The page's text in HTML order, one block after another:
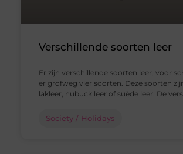
Verschillende soorten leer
Er zijn verschillende soorten leer, voor
er grofweg vier soorten. Deze soorten
lakleer, nubuck leer of suède leer. De
Society / Holidays